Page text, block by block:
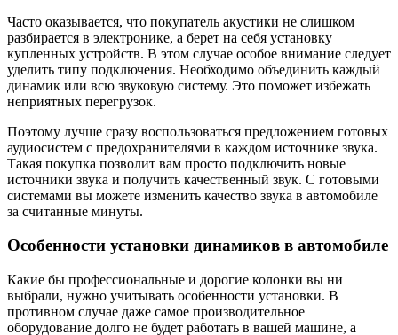
Часто оказывается, что покупатель акустики не слишком
разбирается в электронике, а берет на себя установку
купленных устройств. В этом случае особое внимание следует
уделить типу подключения. Необходимо объединить каждый
динамик или всю звуковую систему. Это поможет избежать
неприятных перегрузок.
Поэтому лучше сразу воспользоваться предложением готовых
аудиосистем с предохранителями в каждом источнике звука.
Такая покупка позволит вам просто подключить новые
источники звука и получить качественный звук. С готовыми
системами вы можете изменить качество звука в автомобиле
за считанные минуты.
Особенности установки динамиков в автомобиле
Какие бы профессиональные и дорогие колонки вы ни
выбрали, нужно учитывать особенности установки. В
противном случае даже самое производительное
оборудование долго не будет работать в вашей машине, а